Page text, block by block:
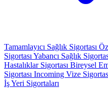
Tamamlayıcı Sağlık Sigortası
Sigortası Yabancı Sağlık
Hastalıklar Sigortası Bireysel
Sigortası Incoming Vize
İş Yeri Sigortaları